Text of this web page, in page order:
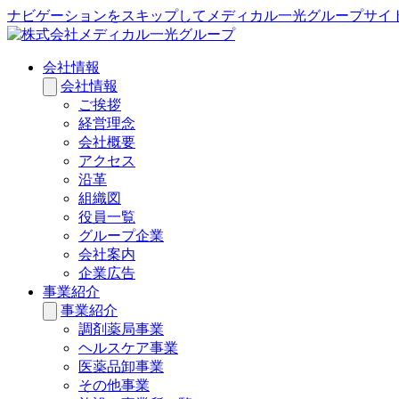
ナビゲーションをスキップしてメディカル一光グループサイ
会社情報
会社情報
ご挨拶
経営理念
会社概要
アクセス
沿革
組織図
役員一覧
グループ企業
会社案内
企業広告
事業紹介
事業紹介
調剤薬局事業
ヘルスケア事業
医薬品卸事業
その他事業